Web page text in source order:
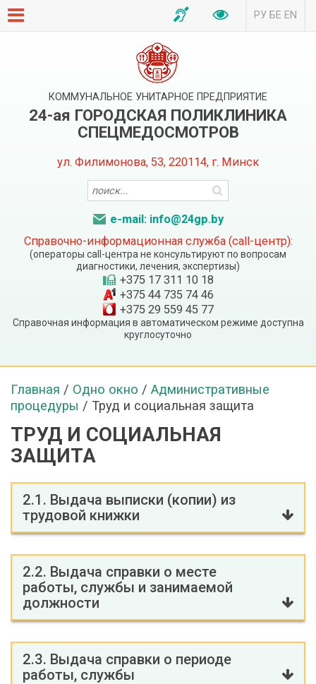
РУ БЕ EN
КОММУНАЛЬНОЕ УНИТАРНОЕ ПРЕДПРИЯТИЕ
24-ая ГОРОДСКАЯ ПОЛИКЛИНИКА
СПЕЦМЕДОСМОТРОВ
ул. Филимонова, 53, 220114, г. Минск
e-mail: info@24gp.by
Справочно-информационная служба (call-центр):
(операторы call-центра не консультируют по вопросам
диагностики, лечения, экспертизы)
+375 17 311 10 18
+375 44 735 74 46
+375 29 559 45 77
Справочная информация в автоматическом режиме доступна
круглосуточно
Главная / Одно окно / Административные
процедуры / Труд и социальная защита
ТРУД И СОЦИАЛЬНАЯ
ЗАЩИТА
2.1. Выдача выписки (копии) из
трудовой книжки
2.2. Выдача справки о месте
работы, службы и занимаемой
должности
2.3. Выдача справки о периоде
работы, службы